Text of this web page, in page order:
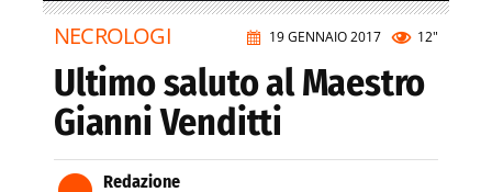
19 GENNAIO 2017 12"
NECROLOGI
Ultimo saluto al Maestro
Gianni Venditti
Redazione